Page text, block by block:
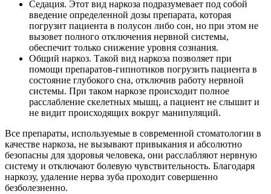
Седация. Этот вид наркоза подразумевает под собой
введение определенной дозы препарата, которая
погрузит пациента в полусон либо сон, но при этом не
вызовет полного отключения нервной системы,
обеспечит только снижение уровня сознания.
Общий наркоз. Такой вид наркоза позволяет при
помощи препаратов-гипнотиков погрузить пациента в
состояние глубокого сна, отключив работу нервной
системы. При таком наркозе происходит полное
расслабление скелетных мышц, а пациент не слышит и
не видит происходящих вокруг манипуляций.
Все препараты, используемые в современной стоматологии в
качестве наркоза, не вызывают привыкания и абсолютно
безопасны для здоровья человека, они расслабляют нервную
систему и отключают болевую чувствительность. Благодаря
наркозу, удаление нерва зуба проходит совершенно
безболезненно.